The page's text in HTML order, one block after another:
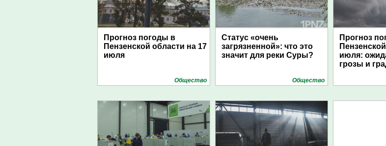
Прогноз погоды в
Пензенской области на 17
июля
Общество
Статус «очень
загрязненной»: что это
значит для реки Суры?
Общество
Прогноз
июля:
грозы и